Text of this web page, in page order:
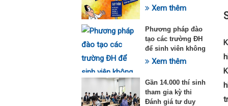
dạy thêm theo
Xem thêm
Phương pháp đào
tạo các trường ĐH
để sinh viên không
quá tải với ngành
Xem thêm
Gần 14.000 thí sinh
tham gia kỳ thi
Đánh giá tư duy